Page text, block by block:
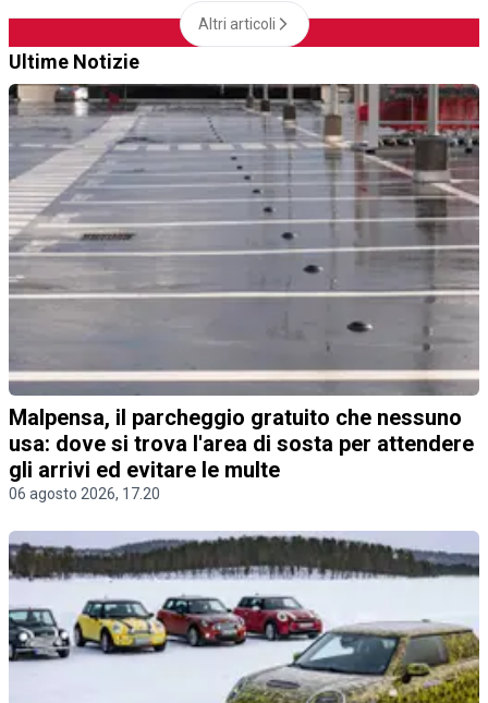
Altri articoli
Ultime Notizie
Malpensa, il parcheggio gratuito che nessuno
usa: dove si trova l'area di sosta per attendere
gli arrivi ed evitare le multe
06 agosto 2026, 17.20